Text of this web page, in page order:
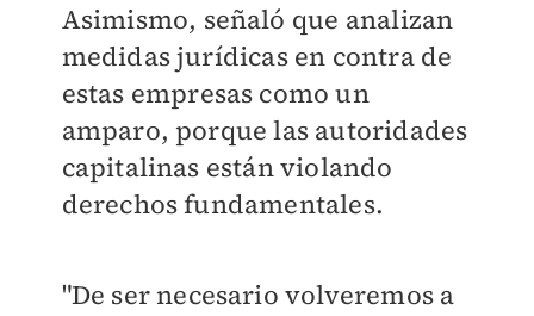
Asimismo, señaló que analizan
medidas jurídicas en contra de
estas empresas como un
amparo, porque las autoridades
capitalinas están violando
derechos fundamentales.
"De ser necesario volveremos a